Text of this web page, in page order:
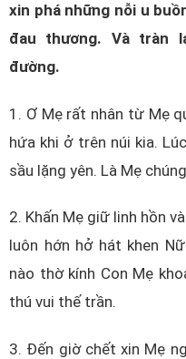
xin phá những nỗi u
đau thương. Và tràn
đường.
1. Ơ Mẹ rất nhân từ Mẹ
hứa khi ở trên núi kia.
sầu lặng yên. Là Mẹ
2. Khấn Mẹ giữ linh hồn
luôn hớn hở hát khen
nào thờ kính Con Mẹ
thú vui thế trần.
3. Đến giờ chết xin Mẹ